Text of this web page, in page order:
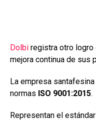
Dolbi registra otro logro
mejora continua de sus
La empresa
normas ISO 9001:2015.
Representan el